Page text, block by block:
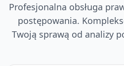
Profesjonalna obsługa
postępowania.
Twoją sprawą od analizy